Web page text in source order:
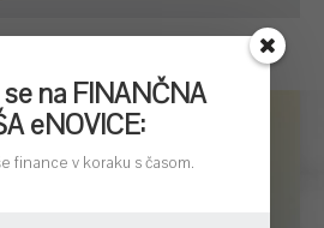
na FINANČNA
eNOVICE:
finance v koraku s časom.